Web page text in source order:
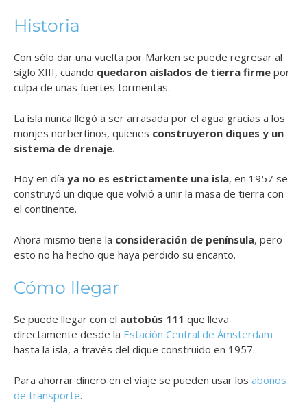
Historia
Con sólo dar una vuelta por Marken se puede regresar al
siglo XIII, cuando quedaron aislados de tierra firme por
culpa de unas fuertes tormentas.
La isla nunca llegó a ser arrasada por el agua gracias a los
monjes norbertinos, quienes construyeron diques y un
sistema de drenaje.
Hoy en día ya no es estrictamente una isla, en 1957 se
construyó un dique que volvió a unir la masa de tierra con
el continente.
Ahora mismo tiene la consideración de península, pero
esto no ha hecho que haya perdido su encanto.
Cómo llegar
Se puede llegar con el autobús 111 que lleva
directamente desde la Estación Central de Ámsterdam
hasta la isla, a través del dique construido en 1957.
Para ahorrar dinero en el viaje se pueden usar los abonos
de transporte.